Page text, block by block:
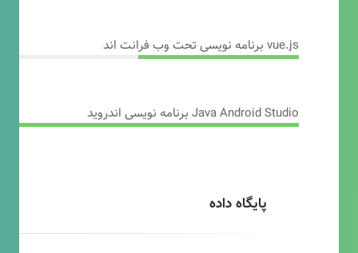
vue.js برنامه نویسی تحت وب فرانت اند
Java Android Studio برنامه نویسی اندروید
پایگاه داده